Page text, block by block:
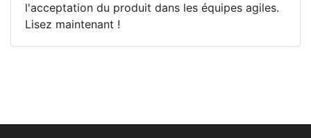
l'acceptation du produit dans les équipes agiles.
Lisez maintenant !